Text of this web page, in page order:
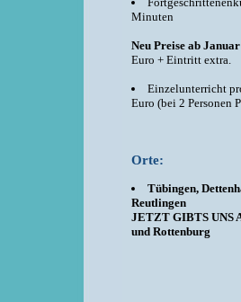
Minuten
Neu Preise ab
Euro + Eintritt extra.
Einzelunterricht
Euro (bei 2 Personen
Orte:
Tübingen,
Reutlingen
JETZT GIBTS UNS
und Rottenburg